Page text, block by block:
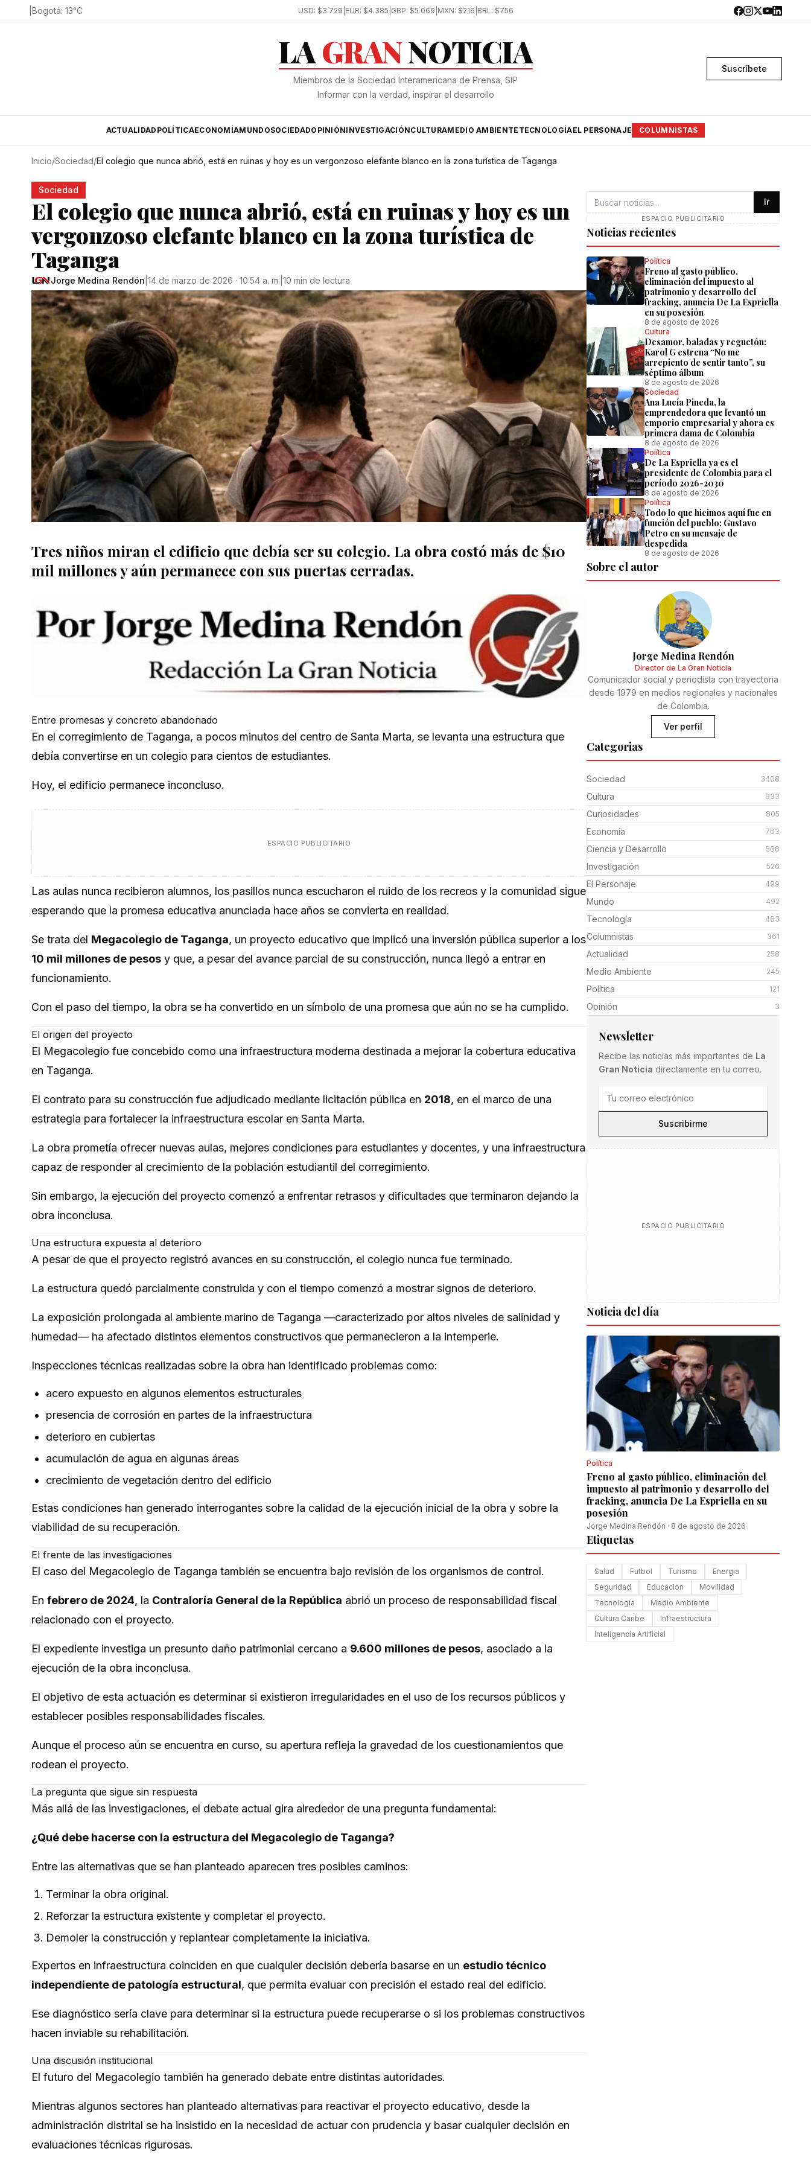
Bogotá: 13°C USD: $3.729 EUR: $4.385 GBP: $5.069 MXN: $216 BRL: $756
LAGRANNOTICIA
Miembros de la Sociedad Interamericana de Prensa, SIP
Informar con la verdad, inspirar el desarrollo
Suscríbete
ACTUALIDAD POLÍTICAECONOMÍAMUNDOSOCIEDADOPINIÓNINVESTIGACIÓNCULTURAMEDIO AMBIENTE TECNOLOGÍAEL PERSONAJE COLUMNISTAS
Inicio/Sociedad/El colegio que nunca abrió, está en ruinas y hoy es un vergonzoso elefante blanco en la zona turística de Taganga
Sociedad
El colegio que nunca abrió, está en ruinas y hoy es un
vergonzoso elefante blanco en la zona turística de
Taganga
Jorge Medina Rendón 14 de marzo de 2026 · 10:54 a. m. 10 min de lectura
Tres niños miran el edificio que debía ser su colegio. La obra costó más de $10
mil millones y aún permanece con sus puertas cerradas.
Entre promesas y concreto abandonado
En el corregimiento de Taganga, a pocos minutos del centro de Santa Marta, se levanta una estructura que
debía convertirse en un colegio para cientos de estudiantes.
Hoy, el edificio permanece inconcluso.
ESPACIO PUBLICITARIO
Las aulas nunca recibieron alumnos, los pasillos nunca escucharon el ruido de los recreos y la comunidad sigue
esperando que la promesa educativa anunciada hace años se convierta en realidad.
Se trata del Megacolegio de Taganga, un proyecto educativo que implicó una inversión pública superior a los
10 mil millones de pesos y que, a pesar del avance parcial de su construcción, nunca llegó a entrar en
funcionamiento.
Con el paso del tiempo, la obra se ha convertido en un símbolo de una promesa que aún no se ha cumplido.
El origen del proyecto
El Megacolegio fue concebido como una infraestructura moderna destinada a mejorar la cobertura educativa
en Taganga.
El contrato para su construcción fue adjudicado mediante licitación pública en 2018, en el marco de una
estrategia para fortalecer la infraestructura escolar en Santa Marta.
La obra prometía ofrecer nuevas aulas, mejores condiciones para estudiantes y docentes, y una infraestructura
capaz de responder al crecimiento de la población estudiantil del corregimiento.
Sin embargo, la ejecución del proyecto comenzó a enfrentar retrasos y dificultades que terminaron dejando la
obra inconclusa.
Una estructura expuesta al deterioro
A pesar de que el proyecto registró avances en su construcción, el colegio nunca fue terminado.
La estructura quedó parcialmente construida y con el tiempo comenzó a mostrar signos de deterioro.
La exposición prolongada al ambiente marino de Taganga —caracterizado por altos niveles de salinidad y
humedad— ha afectado distintos elementos constructivos que permanecieron a la intemperie.
Inspecciones técnicas realizadas sobre la obra han identificado problemas como:
acero expuesto en algunos elementos estructurales
presencia de corrosión en partes de la infraestructura
deterioro en cubiertas
acumulación de agua en algunas áreas
crecimiento de vegetación dentro del edificio
Estas condiciones han generado interrogantes sobre la calidad de la ejecución inicial de la obra y sobre la
viabilidad de su recuperación.
El frente de las investigaciones
El caso del Megacolegio de Taganga también se encuentra bajo revisión de los organismos de control.
En febrero de 2024, la Contraloría General de la República abrió un proceso de responsabilidad fiscal
relacionado con el proyecto.
El expediente investiga un presunto daño patrimonial cercano a 9.600 millones de pesos, asociado a la
ejecución de la obra inconclusa.
El objetivo de esta actuación es determinar si existieron irregularidades en el uso de los recursos públicos y
establecer posibles responsabilidades fiscales.
Aunque el proceso aún se encuentra en curso, su apertura refleja la gravedad de los cuestionamientos que
rodean el proyecto.
La pregunta que sigue sin respuesta
Más allá de las investigaciones, el debate actual gira alrededor de una pregunta fundamental:
¿Qué debe hacerse con la estructura del Megacolegio de Taganga?
Entre las alternativas que se han planteado aparecen tres posibles caminos:
Terminar la obra original.
Reforzar la estructura existente y completar el proyecto.
Demoler la construcción y replantear completamente la iniciativa.
Expertos en infraestructura coinciden en que cualquier decisión debería basarse en un estudio técnico
independiente de patología estructural, que permita evaluar con precisión el estado real del edificio.
Ese diagnóstico sería clave para determinar si la estructura puede recuperarse o si los problemas constructivos
hacen inviable su rehabilitación.
Una discusión institucional
El futuro del Megacolegio también ha generado debate entre distintas autoridades.
Mientras algunos sectores han planteado alternativas para reactivar el proyecto educativo, desde la
administración distrital se ha insistido en la necesidad de actuar con prudencia y basar cualquier decisión en
evaluaciones técnicas rigurosas.
Ir
ESPACIO PUBLICITARIO
Noticias recientes
Política
Freno al gasto público,
eliminación del impuesto al
patrimonio y desarrollo del
fracking, anuncia De La Espriella
en su posesión
8 de agosto de 2026
Cultura
Desamor, baladas y reguetón:
Karol G estrena “No me
arrepiento de sentir tanto”, su
séptimo álbum
8 de agosto de 2026
Sociedad
Ana Lucía Pineda, la
emprendedora que levantó un
emporio empresarial y ahora es
primera dama de Colombia
8 de agosto de 2026
Política
De La Espriella ya es el
presidente de Colombia para el
período 2026-2030
8 de agosto de 2026
Política
Todo lo que hicimos aquí fue en
función del pueblo: Gustavo
Petro en su mensaje de
despedida
8 de agosto de 2026
Sobre el autor
Jorge Medina Rendón
Director de La Gran Noticia
Comunicador social y periodista con trayectoria
desde 1979 en medios regionales y nacionales
de Colombia.
Ver perfil
Categorias
Sociedad 3408
Cultura 933
Curiosidades 805
Economía 763
Ciencia y Desarrollo 568
Investigación 526
El Personaje 499
Mundo 492
Tecnología 463
Columnistas 361
Actualidad 258
Medio Ambiente 245
Política 121
Opinión 3
Newsletter
Recibe las noticias más importantes de La
Gran Noticia directamente en tu correo.
Suscribirme
ESPACIO PUBLICITARIO
Noticia del día
Política
Freno al gasto público, eliminación del
impuesto al patrimonio y desarrollo del
fracking, anuncia De La Espriella en su
posesión
Jorge Medina Rendón · 8 de agosto de 2026
Etiquetas
Salud Futbol Turismo
Energia
Seguridad
Educacion
Movilidad
Tecnología
Medio Ambiente
Cultura Caribe
Infraestructura
Inteligencia Artificial